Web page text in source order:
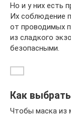
Но и у них есть
Их соблюдение
от проводимых
из сладкого
безопасными.
Как
Чтобы маска из